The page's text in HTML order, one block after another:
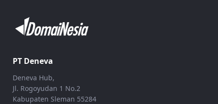
PT Deneva
Deneva Hub,
Jl. Rogoyudan 1 No.2
Kabupaten Sleman 55284